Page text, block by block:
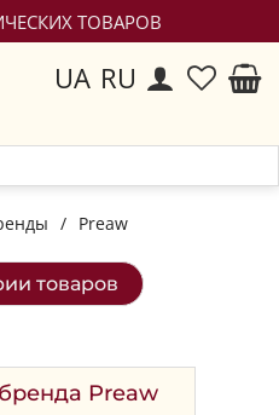
ТОВАРОВ
UA RU
/ Preaw
товаров
Preaw